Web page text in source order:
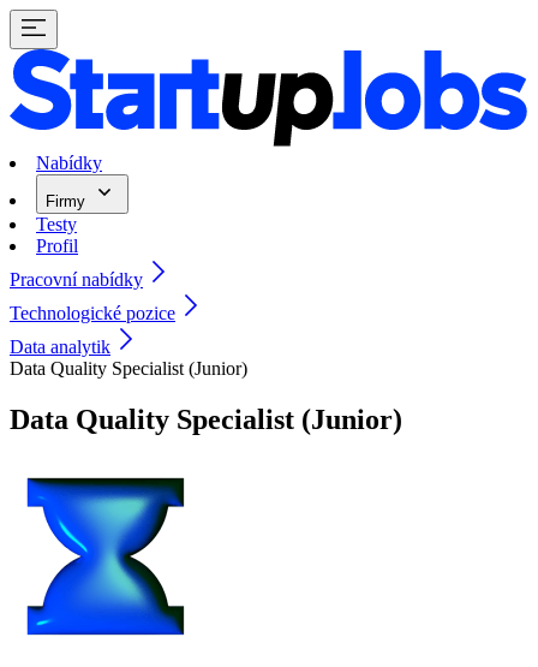
Nabídky
Firmy
Testy
Profil
Pracovní nabídky
Technologické pozice
Data analytik
Data Quality Specialist (Junior)
Data Quality Specialist (Junior)